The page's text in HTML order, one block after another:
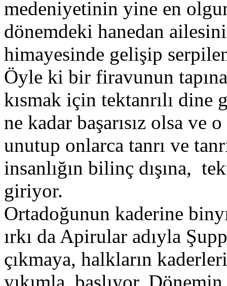
medeniyetinin yine en
dönemdeki hanedan
himayesinde gelişip
Öyle ki bir firavunun
kısmak için tektanrılı
ne kadar başarısız olsa ve
unutup onlarca tanrı ve
insanlığın bilinç dışına,
giriyor.
Ortadoğunun kaderine
ırkı da Apirular adıyla
çıkmaya, halkların
yıkımla, başlıyor.